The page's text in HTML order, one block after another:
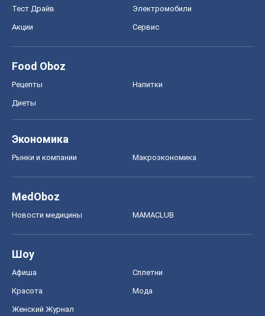
Тест Драйв Электромобили
Акции Сервис
Food Oboz
Рецепты Напитки
Диеты
Экономика
Рынки и компании Mакроэкономика
MedOboz
Новости медицины MAMACLUB
Шоу
Афиша Сплетни
Красота Мода
Женский Журнал